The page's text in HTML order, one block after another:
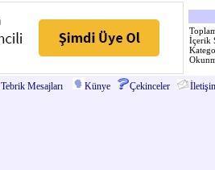
İçerik
Tebrik Mesajları Künye Çekinceler